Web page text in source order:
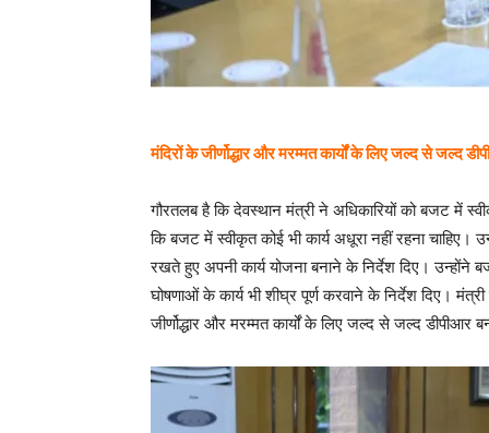
मंदिरों के जीर्णोद्धार और मरम्मत कार्यों के लिए जल्द से जल्द
गौरतलब है कि देवस्थान मंत्री ने अधिकारियों को बजट में
कि बजट में स्वीकृत कोई भी कार्य अधूरा नहीं रहना चाहिए।
रखते हुए अपनी कार्य योजना बनाने के निर्देश दिए। उन्होंने
घोषणाओं के कार्य भी शीघ्र पूर्ण करवाने के निर्देश दिए।
जीर्णोद्धार और मरम्मत कार्यों के लिए जल्द से जल्द